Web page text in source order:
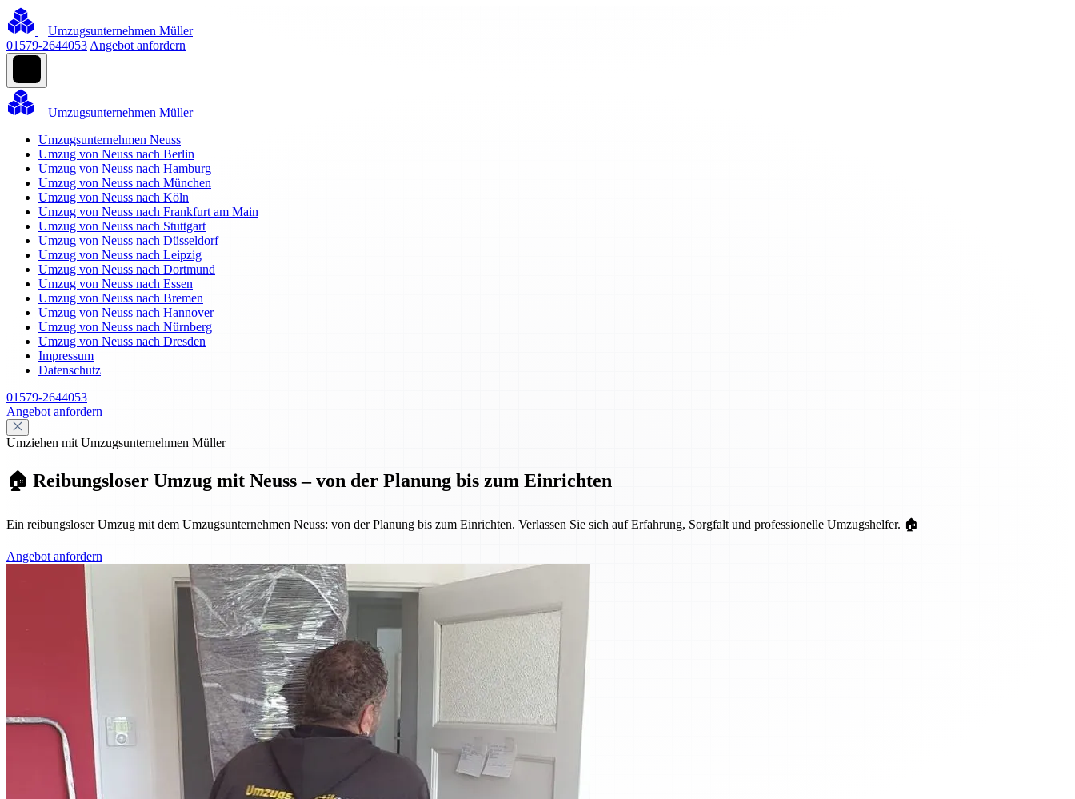
Umzugsunternehmen Müller
01579-2644053 Angebot anfordern
Umzugsunternehmen Müller
Umzugsunternehmen Neuss
Umzug von Neuss nach Berlin
Umzug von Neuss nach Hamburg
Umzug von Neuss nach München
Umzug von Neuss nach Köln
Umzug von Neuss nach Frankfurt am Main
Umzug von Neuss nach Stuttgart
Umzug von Neuss nach Düsseldorf
Umzug von Neuss nach Leipzig
Umzug von Neuss nach Dortmund
Umzug von Neuss nach Essen
Umzug von Neuss nach Bremen
Umzug von Neuss nach Hannover
Umzug von Neuss nach Nürnberg
Umzug von Neuss nach Dresden
Impressum
Datenschutz
01579-2644053
Angebot anfordern
Umziehen mit Umzugsunternehmen Müller
🏠 Reibungsloser Umzug mit Neuss – von der Planung bis zum Einrichten
Ein reibungsloser Umzug mit dem Umzugsunternehmen Neuss: von der Planung bis zum Einrichten. Verlassen Sie sich auf Erfahrung, Sorgfalt und professionelle Umzugshelfer. 🏠
Angebot anfordern